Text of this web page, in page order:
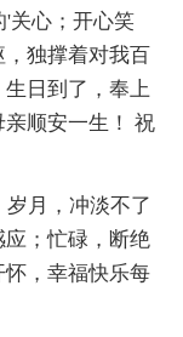
'关心；开心笑
独撑着对我百
日到了，奉上
顺安一生！ 祝
月，冲淡不了
；忙碌，断绝
，幸福快乐每